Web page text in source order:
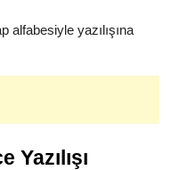
alfabesiyle yazılışına